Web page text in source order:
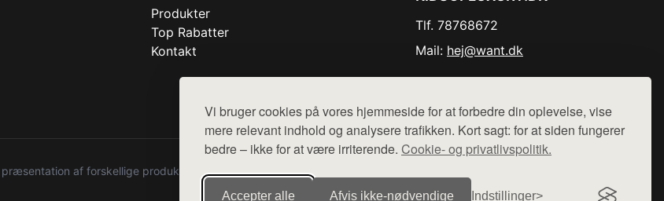
Vi bruger cookies på vores hjemmeside for at forbedre din oplevelse, vise
mere relevant indhold og analysere trafikken. Kort sagt: for at siden fungerer
bedre – ikke for at være irriterende. Cookie- og privatlivspolitik.
Accepter alle Afvis ikke‑nødvendige Indstillinger
Produkter
Top Rabatter
Kontakt
Tlf. 78768672
Mail: hej@want.dk
af forskellige produkter fra diverse webshops. Der sælges ikke varer fra denne side - vi henviser til de shops,